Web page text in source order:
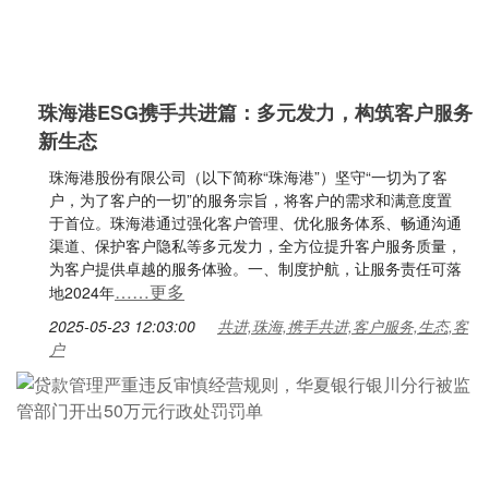
珠海港ESG携手共进篇：多元发力，构筑客户服务
新生态
珠海港股份有限公司（以下简称“珠海港”）坚守“一切为了客
户，为了客户的一切”的服务宗旨，将客户的需求和满意度置
于首位。珠海港通过强化客户管理、优化服务体系、畅通沟通
渠道、保护客户隐私等多元发力，全方位提升客户服务质量，
为客户提供卓越的服务体验。一、制度护航，让服务责任可落
地2024年……更多
2025-05-23 12:03:00
共进,珠海,携手共进,客户服务,生态,客
户